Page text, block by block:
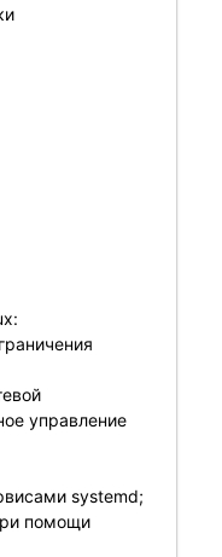
управление
systemd;
помощи